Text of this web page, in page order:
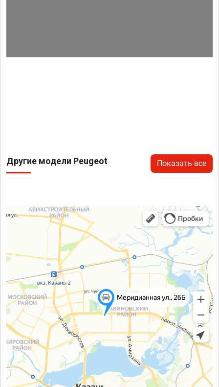
Другие модели Peugeot Показать все